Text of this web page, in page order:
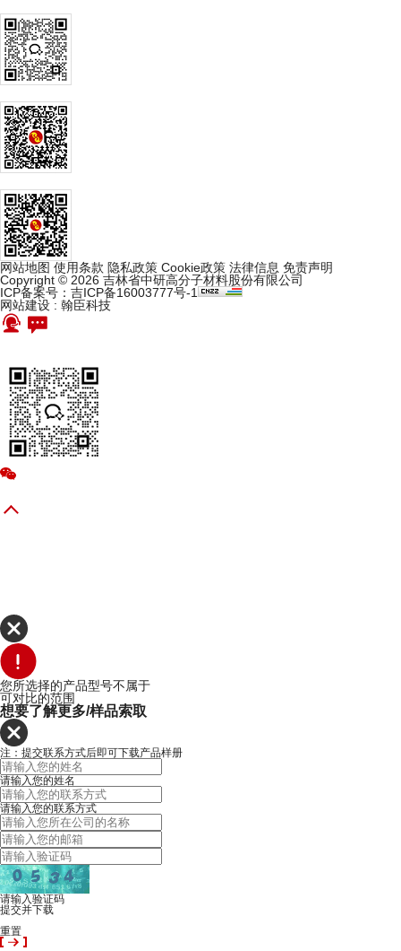
网站地图 使用条款 隐私政策 Cookie政策 法律信息 免责声明
Copyright © 2026 吉林省中研高分子材料股份有限公司
ICP备案号：吉ICP备16003777号-1
网站建设 : 翰臣科技
您所选择的产品型号不属于
可对比的范围
想要了解更多/样品索取
注：提交联系方式后即可下载产品样册
请输入您的姓名
请输入您的联系方式
请输入验证码
提交并下载
重置